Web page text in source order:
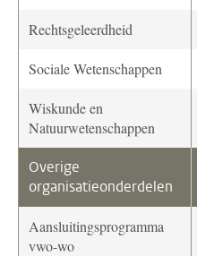
Rechtsgeleerdheid
Sociale Wetenschappen
Wiskunde en
Natuurwetenschappen
Overige
organisatieonderdelen
Aansluitingsprogramma
vwo-wo